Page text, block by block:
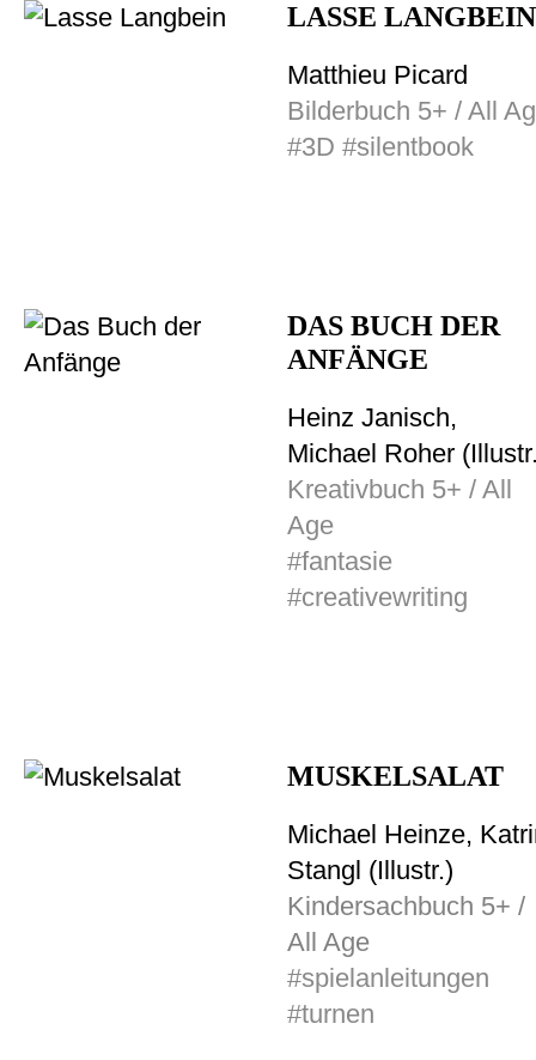
LASSE LANGBEIN
Matthieu Picard
Bilderbuch 5+ / All
#3D #silentbook
DAS BUCH DER
ANFÄNGE
Heinz Janisch,
Michael Roher
Kreativbuch 5+ / All
Age
#fantasie
#creativewriting
MUSKELSALAT
Michael Heinze,
Stangl (Illustr.)
Kindersachbuch 5+ /
All Age
#spielanleitungen
#turnen